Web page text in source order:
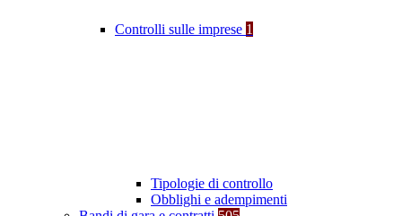
Controlli sulle imprese 1
Tipologie di controllo
Obblighi e adempimenti